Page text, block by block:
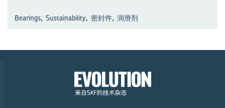
Bearings, Sustainability, 密封件, 润滑剂